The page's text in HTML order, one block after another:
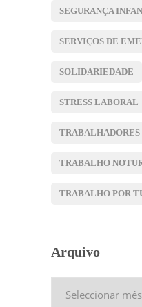
SEGURANÇA
SERVIÇOS DE
SOLIDARIEDADE
STRESS LABORAL
TRABALHADORES
TRABALHO
TRABALHO POR
Arquivo